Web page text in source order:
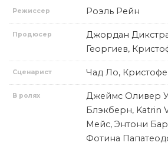
Режиссер Роэль Рейн
Продюсер
Джордан
Георгиев,
Сценарист Чад Ло,
В ролях
Джеймс Оливер
Блэкберн, Katrin
Мейс, Энтони
Фотина